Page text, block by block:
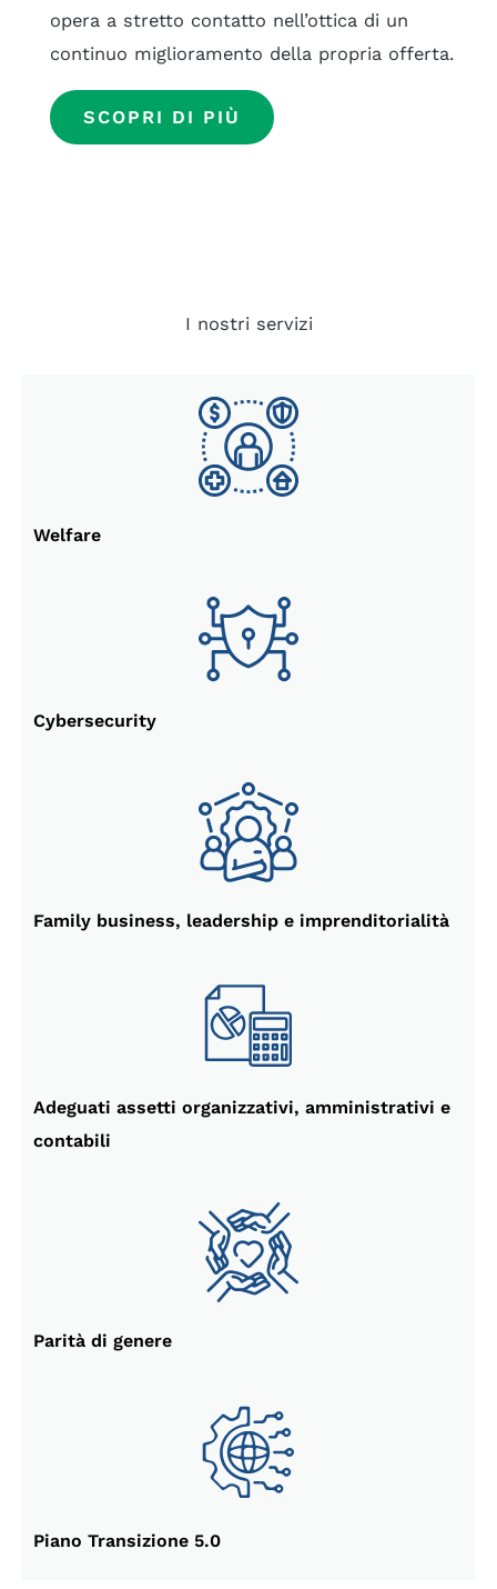
opera a stretto contatto nell’ottica di un
continuo miglioramento della propria offerta.
SCOPRI DI PIÙ
I nostri servizi
Welfare
Cybersecurity
Family business, leadership e imprenditorialità
Adeguati assetti organizzativi, amministrativi e
contabili
Parità di genere
Piano Transizione 5.0